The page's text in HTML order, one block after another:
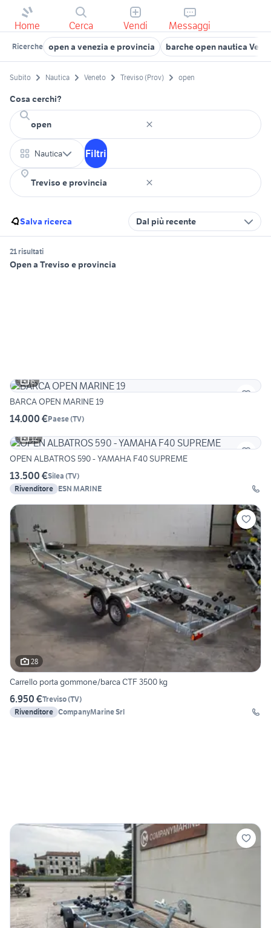
Home Cerca Vendi Messaggi
Ricerche open a venezia e provincia barche open nautica
Subito Nautica Veneto Treviso (Prov) open
Cosa cerchi?
Nautica Filtri
Salva ricerca Dal più recente
21 risultati
Open a Treviso e provincia
6
BARCA OPEN MARINE 19
14.000 €Paese(TV)
12
OPEN ALBATROS 590 - YAMAHA F40 SUPREME
13.500 €Silea (TV)
Rivenditore ESN MARINE
28
Carrello porta gommone/barca CTF 3500 kg
6.950 €Treviso(TV)
Rivenditore CompanyMarine Srl